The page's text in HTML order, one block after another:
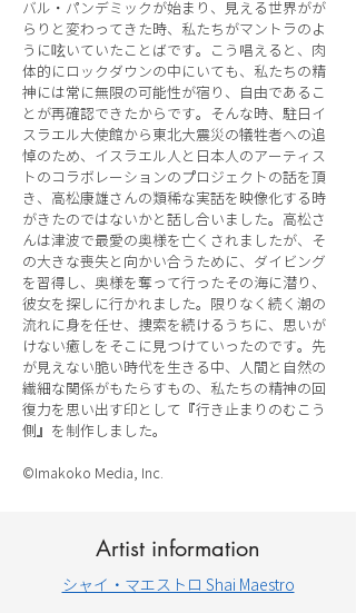
バル・パンデミックが始まり、見える世界がが
らりと変わってきた時、私たちがマントラのよ
うに呟いていたことばです。こう唱えると、肉
体的にロックダウンの中にいても、私たちの精
神には常に無限の可能性が宿り、自由であるこ
とが再確認できたからです。そんな時、駐日イ
スラエル大使館から東北大震災の犠牲者への追
悼のため、イスラエル人と日本人のアーティス
トのコラボレーションのプロジェクトの話を頂
き、高松康雄さんの類稀な実話を映像化する時
がきたのではないかと話し合いました。高松さ
んは津波で最愛の奥様を亡くされましたが、そ
の大きな喪失と向かい合うために、ダイビング
を習得し、奥様を奪って行ったその海に潜り、
彼女を探しに行かれました。限りなく続く潮の
流れに身を任せ、捜索を続けるうちに、思いが
けない癒しをそこに見つけていったのです。先
が見えない脆い時代を生きる中、人間と自然の
繊細な関係がもたらすもの、私たちの精神の回
復力を思い出す印として『行き止まりのむこう
側』を制作しました。
©Imakoko Media, Inc.
Artist information
シャイ・マエストロ Shai Maestro